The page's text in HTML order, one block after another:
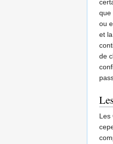
que
ou
et
de
Les